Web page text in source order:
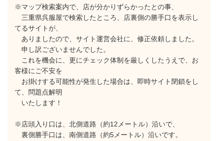
※マップ検索案内で、店が分かりずらかったとの事、
三重県呉服屋で検索したところ、店裏側の勝手口を表示し
てるサイトが、
ありましたので、サイト運営会社に、修正依頼しました。
申し訳ございませんでした。
これを機会に、更にチェック体制を厳しくしたうえで、お
客様にご不安を
お掛けする可能性が発生した場合は、即時サイト閉鎖をし
て、問題点解明
いたします！
※店頭入り口は、北側道路（約12メートル）沿いで、
裏側勝手口は、南側道路（約5メートル）沿いです。